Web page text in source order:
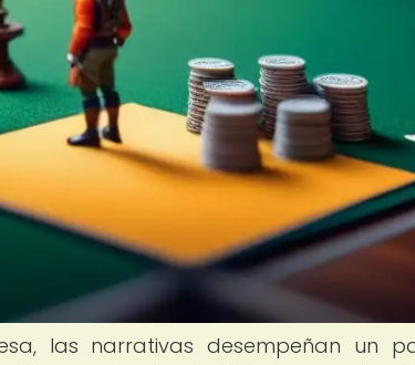
las narrativas desempeñan un